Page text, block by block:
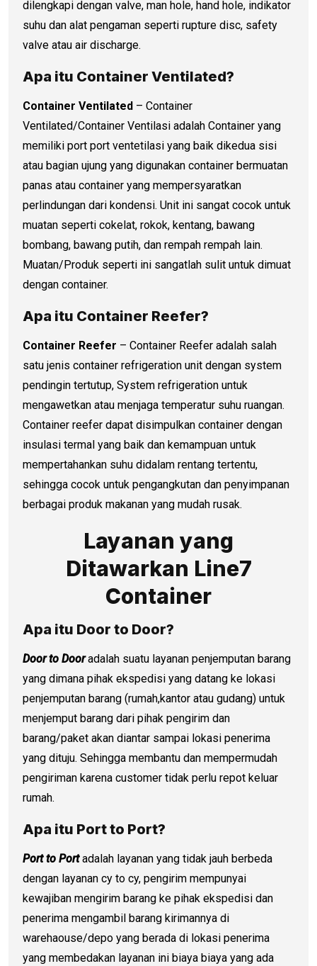
dilengkapi dengan valve, man hole, hand hole, indikator
suhu dan alat pengaman seperti rupture disc, safety
valve atau air discharge.
Apa itu Container Ventilated?
Container Ventilated – Container
Ventilated/Container Ventilasi adalah Container yang
memiliki port port ventetilasi yang baik dikedua sisi
atau bagian ujung yang digunakan container bermuatan
panas atau container yang mempersyaratkan
perlindungan dari kondensi. Unit ini sangat cocok untuk
muatan seperti cokelat, rokok, kentang, bawang
bombang, bawang putih, dan rempah rempah lain.
Muatan/Produk seperti ini sangatlah sulit untuk dimuat
dengan container.
Apa itu Container Reefer?
Container Reefer – Container Reefer adalah salah
satu jenis container refrigeration unit dengan system
pendingin tertutup, System refrigeration untuk
mengawetkan atau menjaga temperatur suhu ruangan.
Container reefer dapat disimpulkan container dengan
insulasi termal yang baik dan kemampuan untuk
mempertahankan suhu didalam rentang tertentu,
sehingga cocok untuk pengangkutan dan penyimpanan
berbagai produk makanan yang mudah rusak.
Layanan yang
Ditawarkan Line7
Container
Apa itu Door to Door?
Door to Dooradalah suatu layanan penjemputan barang
yang dimana pihak ekspedisi yang datang ke lokasi
penjemputan barang (rumah,kantor atau gudang) untuk
menjemput barang dari pihak pengirim dan
barang/paket akan diantar sampai lokasi penerima
yang dituju. Sehingga membantu dan mempermudah
pengiriman karena customer tidak perlu repot keluar
rumah.
Apa itu Port to Port?
Port to Port adalah layanan yang tidak jauh berbeda
dengan layanan cy to cy, pengirim mempunyai
kewajiban mengirim barang ke pihak ekspedisi dan
penerima mengambil barang kirimannya di
warehaouse/depo yang berada di lokasi penerima
yang membedakan layanan ini biaya biaya yang ada